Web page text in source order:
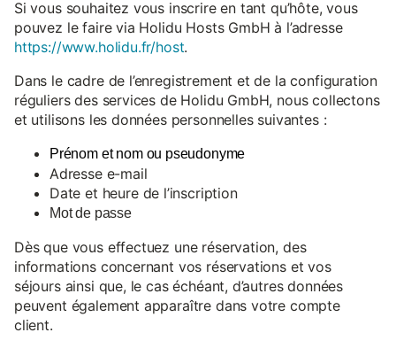
Si vous souhaitez vous inscrire en tant qu’hôte, vous
pouvez le faire via Holidu Hosts GmbH à l’adresse
https://www.holidu.fr/host.
Dans le cadre de l’enregistrement et de la configuration
réguliers des services de Holidu GmbH, nous collectons
et utilisons les données personnelles suivantes :
Prénom et nom ou pseudonyme
Adresse e-mail
Date et heure de l’inscription
Mot de passe
Dès que vous effectuez une réservation, des
informations concernant vos réservations et vos
séjours ainsi que, le cas échéant, d’autres données
peuvent également apparaître dans votre compte
client.